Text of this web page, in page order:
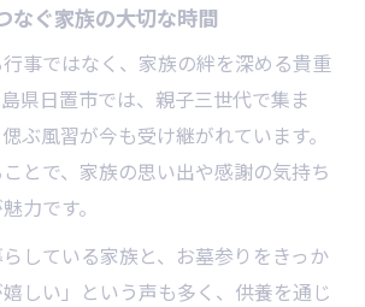
なぐ家族の大切な時間
事ではなく、家族の絆を深める貴重
県日置市では、親子三世代で集ま
ぶ風習が今も受け継がれています。
とで、家族の思い出や感謝の気持ち
力です。
らしている家族と、お墓参りをきっか
しい」という声も多く、供養を通じ